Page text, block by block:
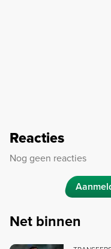
Reacties
Nog geen reacties
Net binnen